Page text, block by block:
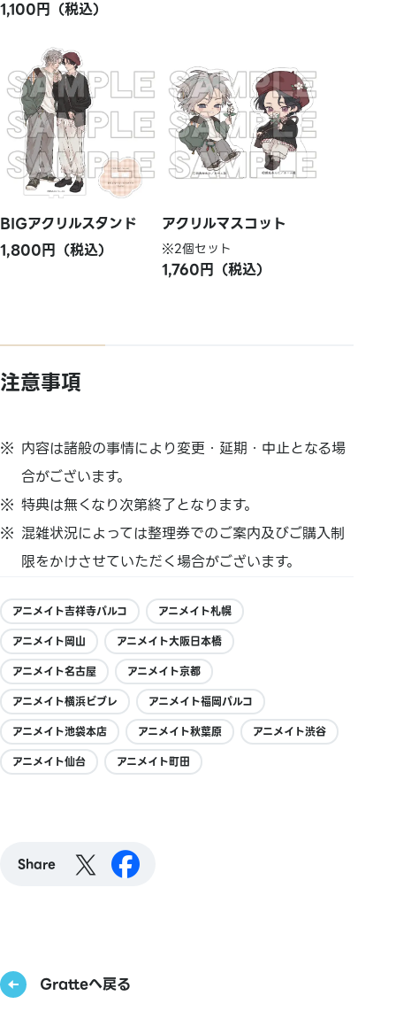
1,100円（税込）
BIGアクリルスタンド
1,800円（税込）
アクリルマスコット
※2個セット
1,760円（税込）
注意事項
内容は諸般の事情により変更・延期・中止となる場
合がございます。
特典は無くなり次第終了となります。
混雑状況によっては整理券でのご案内及びご購入制
限をかけさせていただく場合がございます。
アニメイト吉祥寺パルコ
アニメイト札幌
アニメイト岡山
アニメイト大阪日本橋
アニメイト名古屋
アニメイト京都
アニメイト横浜ビブレ
アニメイト福岡パルコ
アニメイト池袋本店
アニメイト秋葉原
アニメイト渋谷
アニメイト仙台
アニメイト町田
Share
Gratteへ戻る